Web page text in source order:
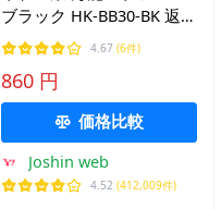
ブラック HK-BB30-BK 返品
種別A
4.67 (6件)
860 円
価格比較
Joshin web
4.52 (412,009件)